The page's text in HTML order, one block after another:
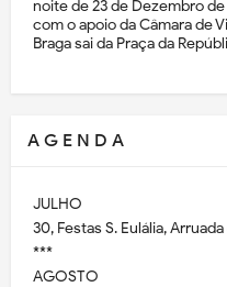
noite de 23 de Dezembro
com o apoio da Câmara de
Braga sai da Praça da
A G E N D A
JULHO
30, Festas S. Eulália,
***
AGOSTO